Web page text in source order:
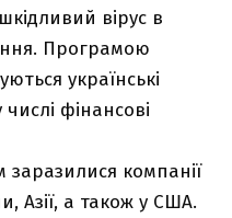
вірус в
Програмою
українські
фінансові
компанії
Азії, а також у США.